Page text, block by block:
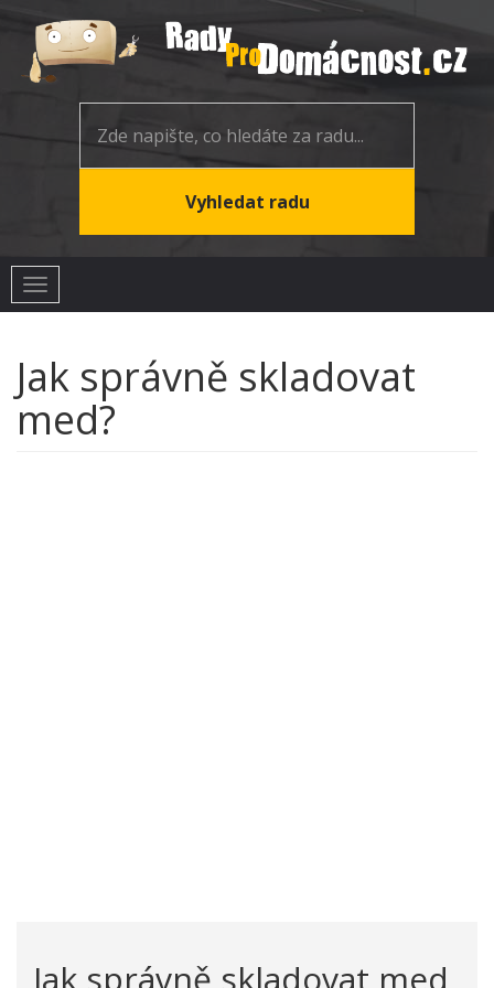
Toggle
navigation
Jak správně skladovat
med?
Jak správně skladovat med